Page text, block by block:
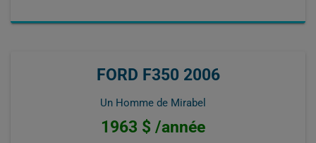
FORD F350 2006
Un Homme de Mirabel
1963 $ /année